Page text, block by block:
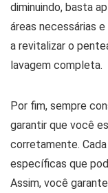
diminuindo, basta
áreas necessárias
a revitalizar o
lavagem completa.
Por fim, sempre
garantir que você
corretamente.
específicas que
Assim, você